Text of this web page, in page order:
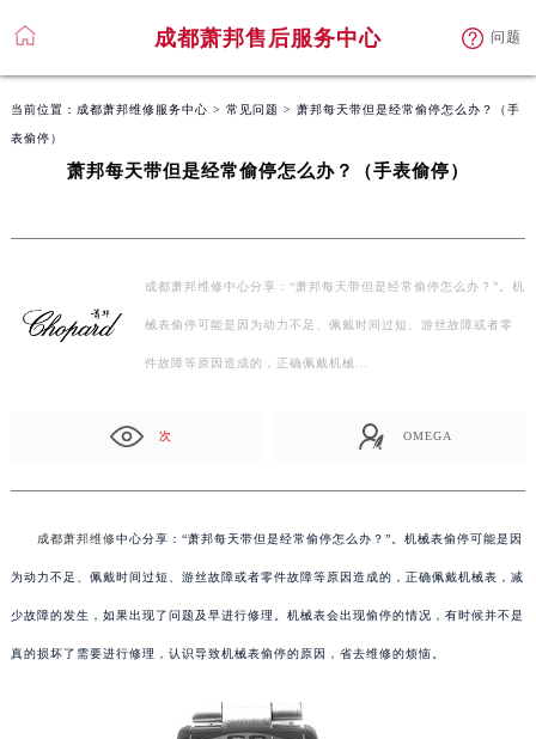
成都萧邦售后服务中心 问题
当前位置： 成都萧邦维修服务中心 > 常见问题 > 萧邦每天带但是经常偷停怎么办？（手
表偷停）
萧邦每天带但是经常偷停怎么办？（手表偷停）
成都萧邦维修中心分享：“萧邦每天带但是经常偷停怎么办？”。机
械表偷停可能是因为动力不足、佩戴时间过短、游丝故障或者零
件故障等原因造成的，正确佩戴机械…
次 OMEGA
成都萧邦维修中心分享：“萧邦每天带但是经常偷停怎么办？”。机械表偷停可能是因
为动力不足、佩戴时间过短、游丝故障或者零件故障等原因造成的，正确佩戴机械表，减
少故障的发生，如果出现了问题及早进行修理。机械表会出现偷停的情况，有时候并不是
真的损坏了需要进行修理，认识导致机械表偷停的原因，省去维修的烦恼。